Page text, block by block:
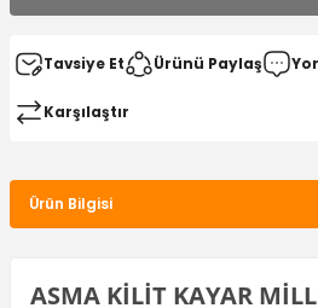
Tavsiye Et Ürünü Paylaş
Karşılaştır
Ürün Bilgisi
ASMA KİLİT KAYAR